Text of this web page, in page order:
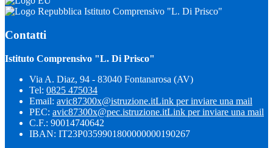
Istituto Comprensivo "L. Di Prisco"
Contatti
Istituto Comprensivo "L. Di Prisco"
Via A. Diaz, 94 - 83040 Fontanarosa (AV)
Tel: 0825 475034
Email: avic87300x@istruzione.itLink per inviare una mail
PEC: avic87300x@pec.istruzione.itLink per inviare una mail
C.F.: 90014740642
IBAN: IT23P0359901800000000190267